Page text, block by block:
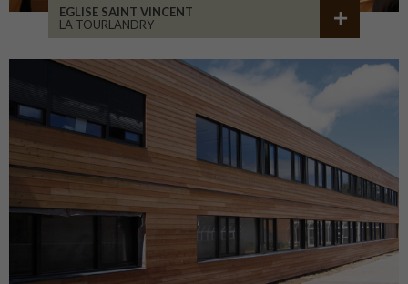
EGLISE SAINT VINCENT
LA TOURLANDRY